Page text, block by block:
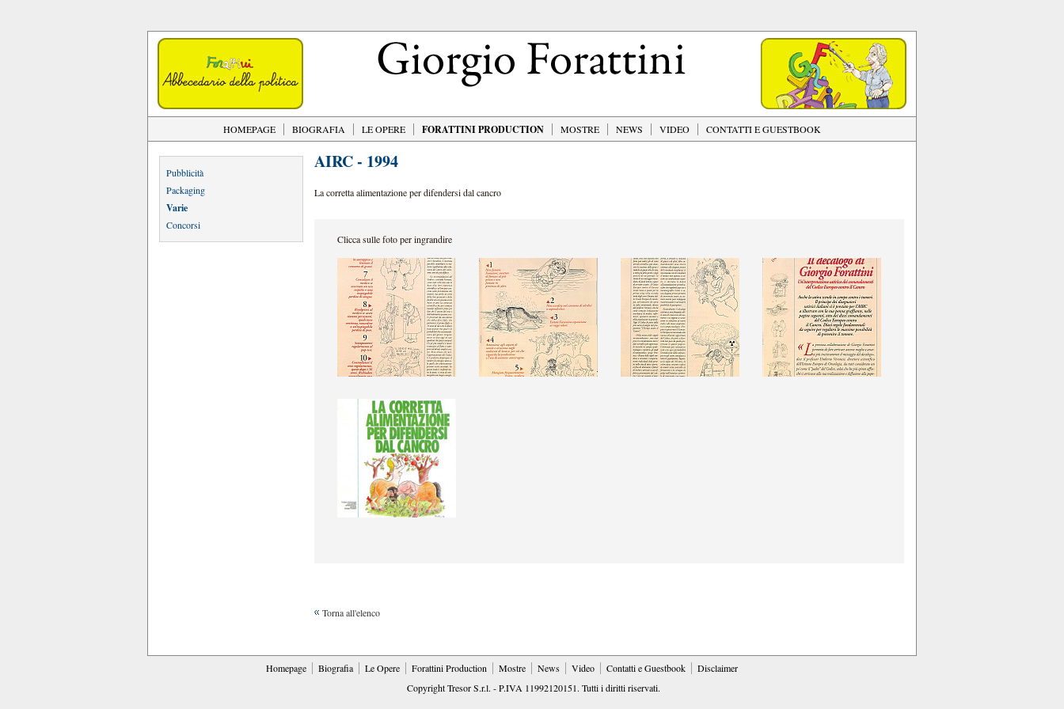
HOMEPAGE BIOGRAFIA LE OPERE FORATTINI PRODUCTION MOSTRE NEWS VIDEO CONTATTI E GUESTBOOK
Pubblicità
Packaging
Varie
Concorsi
AIRC - 1994
La corretta alimentazione per difendersi dal cancro
Clicca sulle foto per ingrandire
Torna all'elenco
Homepage Biografia Le Opere Forattini Production Mostre News Video Contatti e Guestbook
Disclaimer
Copyright Tresor S.r.l. - P.IVA 11992120151. Tutti i diritti riservati.